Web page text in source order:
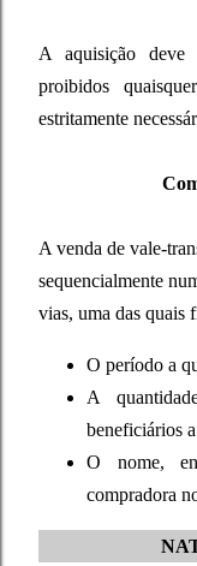
A aquisição deve
proibidos
estritamente
A venda de vale-
sequencialmente
vias, uma das quais
O período a
A
beneficiários
O nome,
compradora